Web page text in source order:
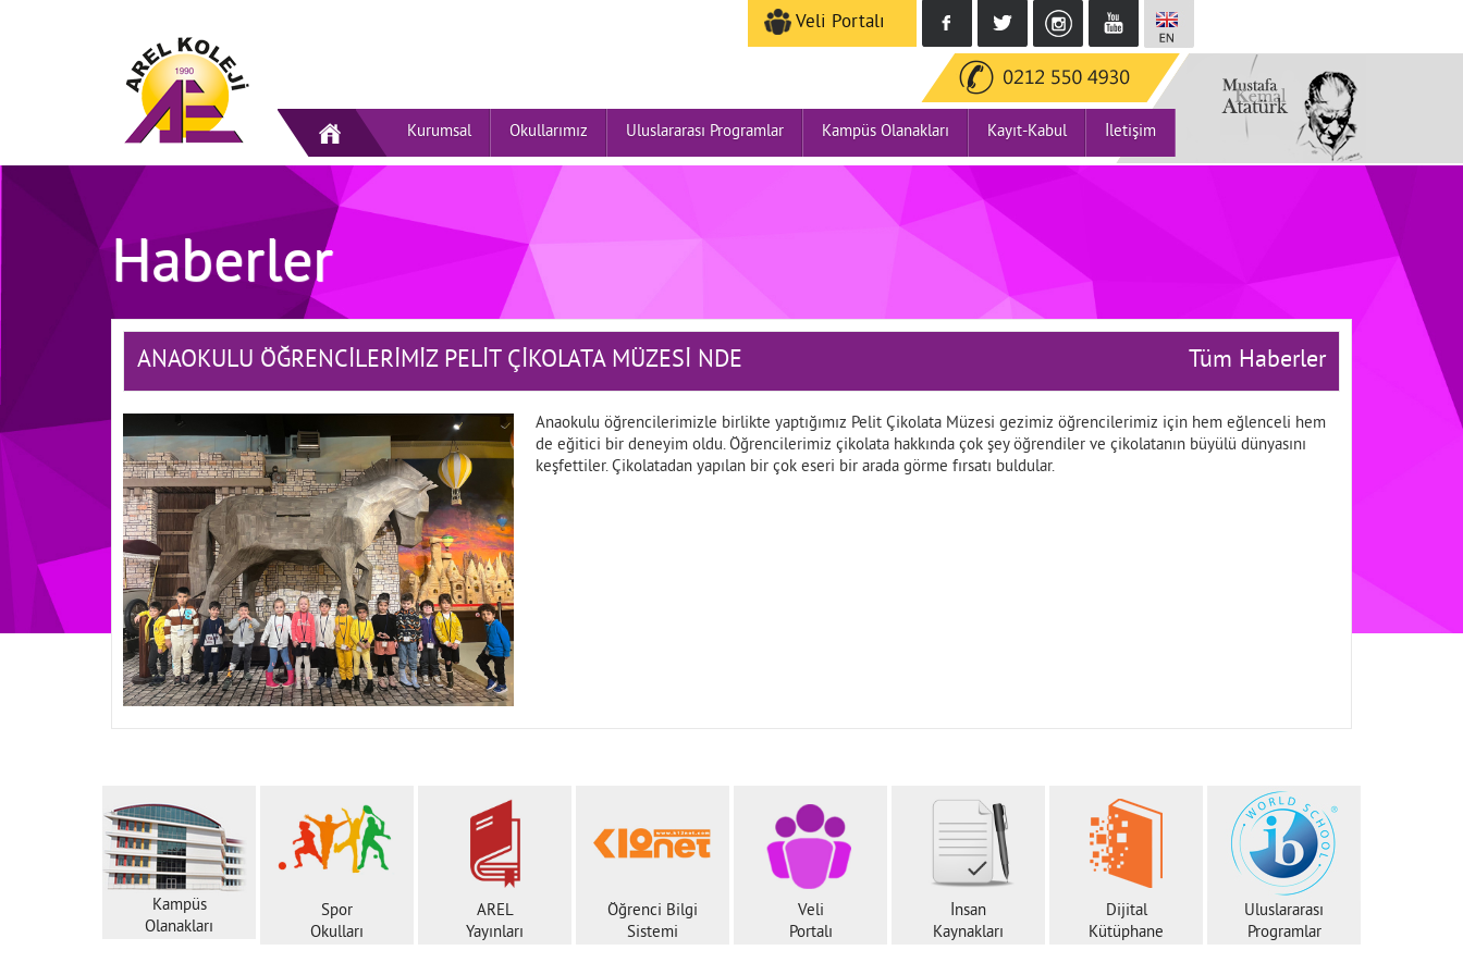
Veli Portalı
Kurumsal Okullarımız Uluslararası Programlar Kampüs Olanakları Kayıt-Kabul İletişim
Haberler
ANAOKULU ÖĞRENCİLERİMİZ PELİT ÇİKOLATA MÜZESİ NDE Tüm Haberler
Anaokulu öğrencilerimizle birlikte yaptığımız Pelit Çikolata Müzesi gezimiz öğrencilerimiz için hem eğlenceli hem
de eğitici bir deneyim oldu. Öğrencilerimiz çikolata hakkında çok şey öğrendiler ve çikolatanın büyülü dünyasını
keşfettiler. Çikolatadan yapılan bir çok eseri bir arada görme fırsatı buldular.
Kampüs
Olanakları
Spor
Okulları
AREL
Yayınları
Öğrenci Bilgi
Sistemi
Veli
Portalı
İnsan
Kaynakları
Dijital
Kütüphane
Uluslararası
Programlar